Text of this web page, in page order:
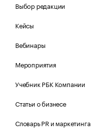
Выбор редакции
Кейсы
Вебинары
Мероприятия
Учебник РБК Компании
Статьи о бизнесе
Словарь PR и маркетинга